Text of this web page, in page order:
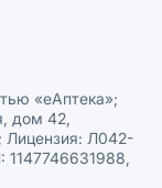
данных
«еАптека»;
дом 42,
Лицензия: Л042-